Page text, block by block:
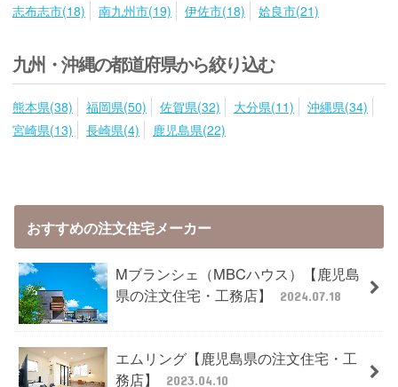
志布志市(18)
南九州市(19) 伊佐市(18) 姶良市(21)
九州・沖縄の都道府県から絞り込む
熊本県(38) 福岡県(50) 佐賀県(32) 大分県(11)
沖縄県(34)
宮崎県(13)
長崎県(4) 鹿児島県(22)
おすすめの注文住宅メーカー
Mブランシェ（MBCハウス）【鹿児島
県の注文住宅・工務店】
2024.07.18
エムリング【鹿児島県の注文住宅・工
務店】
2023.04.10